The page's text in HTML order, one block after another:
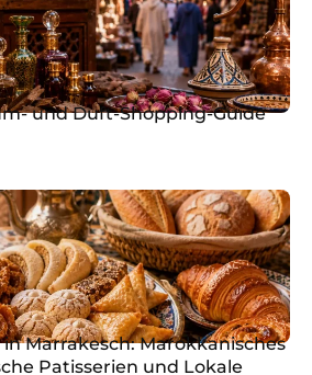
und Duft-Shopping-Guide
Marrakesch: Marokkanisches
Patisserien und Lokale